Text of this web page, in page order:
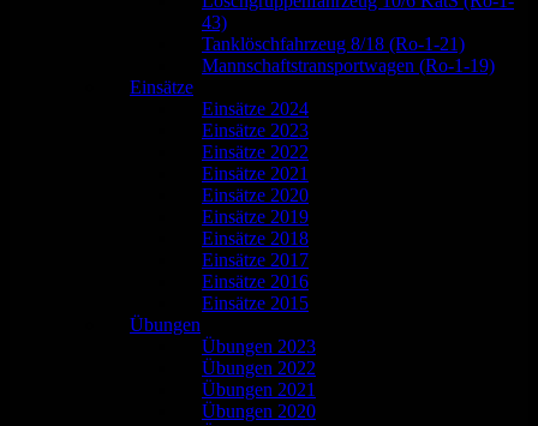
43)
Tanklöschfahrzeug 8/18 (Ro-1-21)
Mannschaftstransportwagen (Ro-1-19)
Einsätze
Einsätze 2024
Einsätze 2023
Einsätze 2022
Einsätze 2021
Einsätze 2020
Einsätze 2019
Einsätze 2018
Einsätze 2017
Einsätze 2016
Einsätze 2015
Übungen
Übungen 2023
Übungen 2022
Übungen 2021
Übungen 2020